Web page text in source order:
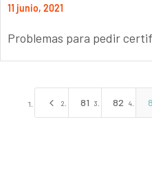
11 junio, 2021
Problemas para pedir
4 81 82